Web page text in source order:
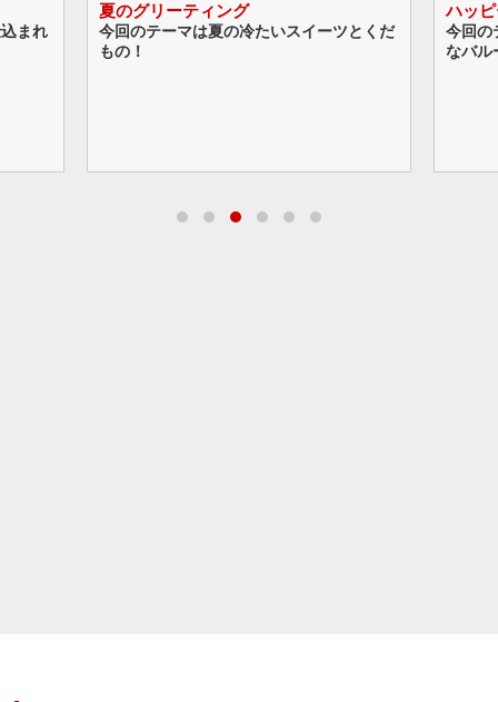
まれ
夏のグリーティング
今回のテーマは夏の冷たいスイーツとくだ
もの！
ハッ
今回の
なバル